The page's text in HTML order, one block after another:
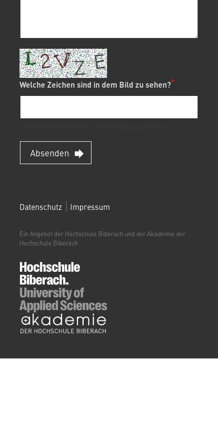
Welche Zeichen sind in dem Bild zu sehen?
Absenden
FOOTERMENÜ
Datenschutz Impressum
Ein Angebot der Hochschule Biberach und der Akademie der
Hochschule Biberach